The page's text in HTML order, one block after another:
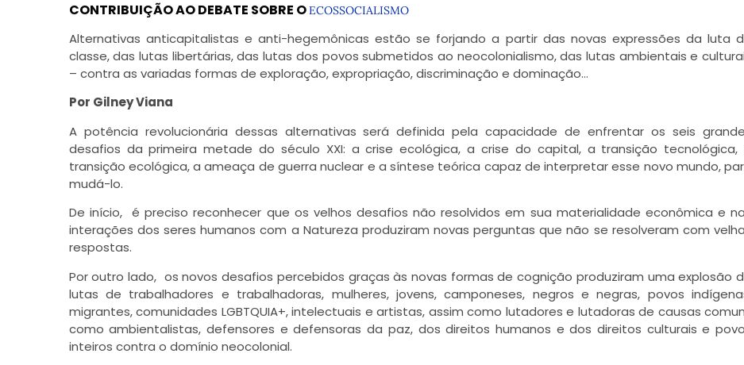
CONTRIBUIÇÃO AO DEBATE SOBRE OECOSSOCIALISMO
Alternativas anticapitalistas e anti-hegemônicas estão se forjando a partir das novas expressões da luta
classe, das lutas libertárias, das lutas dos povos submetidos ao neocolonialismo, das lutas ambientais e
– contra as variadas formas de exploração, expropriação, discriminação e dominação…
Por Gilney Viana
A potência revolucionária dessas alternativas será definida pela capacidade de enfrentar os seis
desafios da primeira metade do século XXI: a crise ecológica, a crise do capital, a transição tecnológica,
transição ecológica, a ameaça de guerra nuclear e a síntese teórica capaz de interpretar esse novo mundo,
mudá-lo.
De início, é preciso reconhecer que os velhos desafios não resolvidos em sua materialidade econômica e
interações dos seres humanos com a Natureza produziram novas perguntas que não se resolveram com
respostas.
Por outro lado, os novos desafios percebidos graças às novas formas de cognição produziram uma explosão
lutas de trabalhadores e trabalhadoras, mulheres, jovens, camponeses, negros e negras, povos
migrantes, comunidades LGBTQUIA+, intelectuais e artistas, assim como lutadores e lutadoras de causas
como ambientalistas, defensores e defensoras da paz, dos direitos humanos e dos direitos culturais e
inteiros contra o domínio neocolonial.